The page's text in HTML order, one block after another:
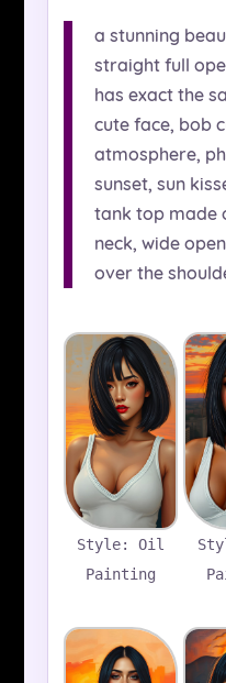
a stunning
straight full
has exact the
cute face, bob
atmosphere,
sunset, sun
tank top made
neck, wide
over the
Style: Oil
Painting